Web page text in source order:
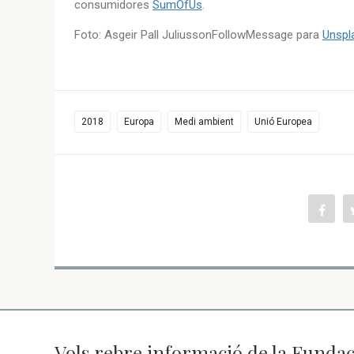
consumidores SumOfUs
Foto: Asgeir Pall JuliussonFollowMessage para
2018 Europa Medi ambient Unió Europea